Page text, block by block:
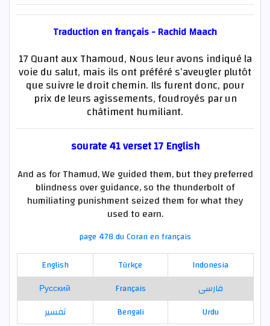
Traduction en français - Rachid Maach
17 Quant aux Thamoud, Nous leur avons indiqué la
voie du salut, mais ils ont préféré s’aveugler plutôt
que suivre le droit chemin. Ils furent donc, pour
prix de leurs agissements, foudroyés par un
châtiment humiliant.
sourate 41 verset 17 English
And as for Thamud, We guided them, but they preferred
blindness over guidance, so the thunderbolt of
humiliating punishment seized them for what they
used to earn.
page 478 du Coran en français
English
Türkçe
Indonesia
Русский
Français
فارسی
تفسير
Bengali
Urdu